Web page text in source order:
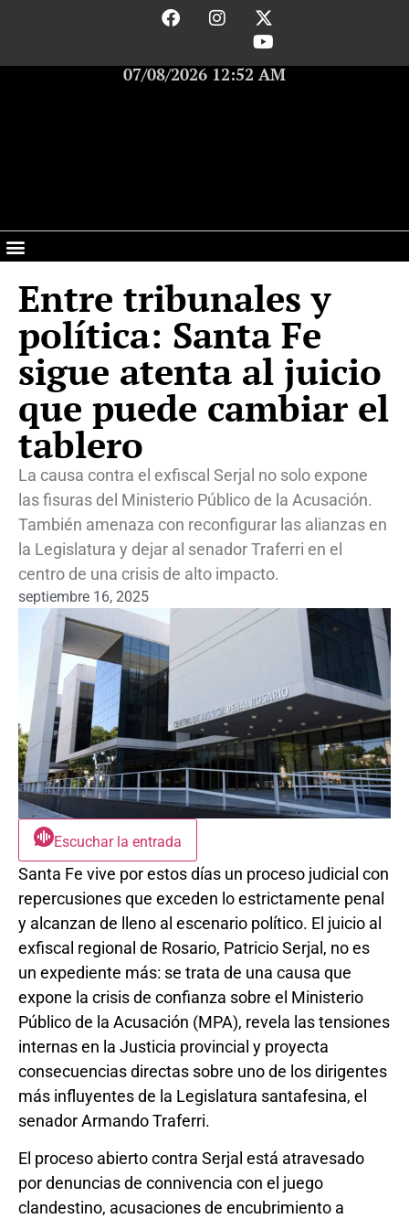
07/08/2026 12:52 AM
Entre tribunales y
política: Santa Fe
sigue atenta al juicio
que puede cambiar el
tablero
La causa contra el exfiscal Serjal no solo expone
las fisuras del Ministerio Público de la Acusación.
También amenaza con reconfigurar las alianzas en
la Legislatura y dejar al senador Traferri en el
centro de una crisis de alto impacto.
septiembre 16, 2025
Escuchar la entrada
Santa Fe vive por estos días un proceso judicial con
repercusiones que exceden lo estrictamente penal
y alcanzan de lleno al escenario político. El juicio al
exfiscal regional de Rosario, Patricio Serjal, no es
un expediente más: se trata de una causa que
expone la crisis de confianza sobre el Ministerio
Público de la Acusación (MPA), revela las tensiones
internas en la Justicia provincial y proyecta
consecuencias directas sobre uno de los dirigentes
más influyentes de la Legislatura santafesina, el
senador Armando Traferri.
El proceso abierto contra Serjal está atravesado
por denuncias de connivencia con el juego
clandestino, acusaciones de encubrimiento a